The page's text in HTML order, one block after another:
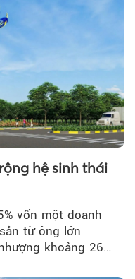
hệ sinh thái
vốn một doanh
từ ông lớn
khoảng 262